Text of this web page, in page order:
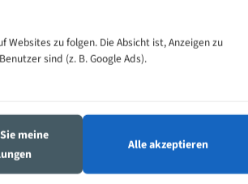
25 - 50
6/10
35 - 70
5/8
130 -
350
150 -
1,5/2
zu folgen. Die Absicht ist, Anzeigen zu
sind (z. B. Google Ads).
meine
Alle akzeptieren